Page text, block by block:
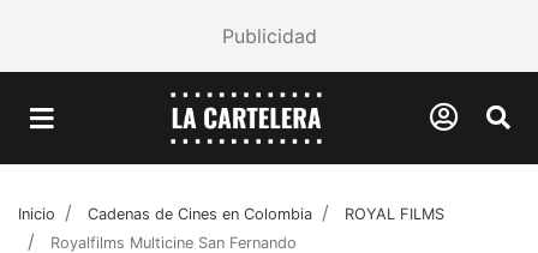
Publicidad
Inicio Cadenas de Cines en Colombia
ROYAL FILMS
Royalfilms Multicine San Fernando